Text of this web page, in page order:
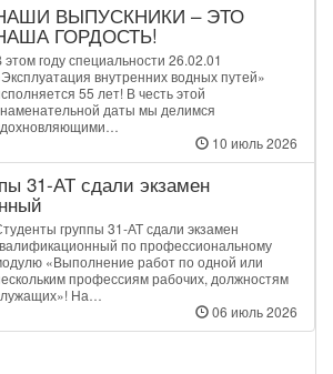
ВЫПУСКНИКИ – ЭТО
ГОРДОСТЬ!
этом году специальности 26.02.01
внутренних водных путей»
55 лет! В честь этой
даты мы делимся
10 июль 2026
31‑АТ сдали экзамен
группы 31‑АТ сдали экзамен
по профессиональному
«Выполнение работ по одной или
профессиям рабочих, должностям
На…
06 июль 2026